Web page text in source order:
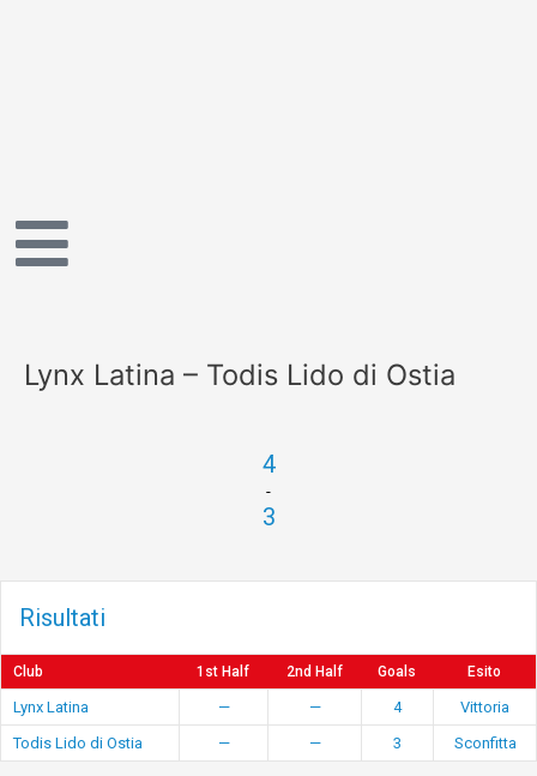
Lynx Latina – Todis Lido di Ostia
4
-
3
Risultati
Club 1st Half 2nd Half Goals Esito
Lynx Latina — — 4
Vittoria
Todis Lido di Ostia
— — 3 Sconfitta